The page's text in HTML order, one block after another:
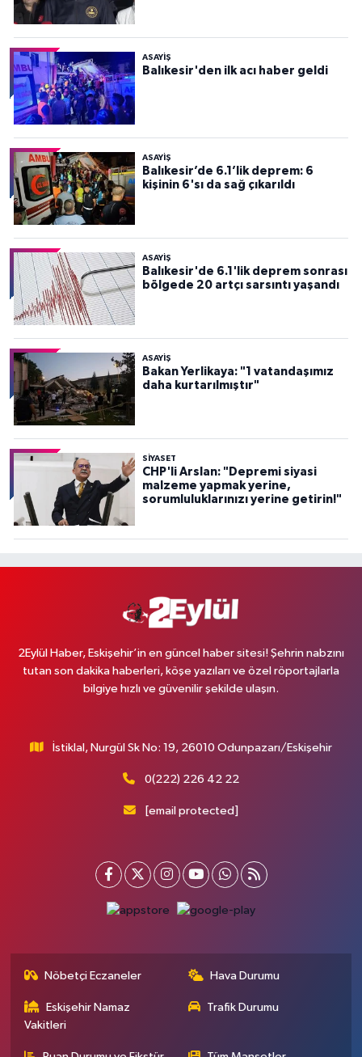
ASAYİŞ
Balıkesir'den ilk acı haber geldi
ASAYİŞ
Balıkesir’de 6.1’lik deprem: 6
kişinin 6'sı da sağ çıkarıldı
ASAYİŞ
Balıkesir'de 6.1'lik deprem sonrası
bölgede 20 artçı sarsıntı yaşandı
ASAYİŞ
Bakan Yerlikaya: "1 vatandaşımız
daha kurtarılmıştır"
SİYASET
CHP'li Arslan: "Depremi siyasi
malzeme yapmak yerine,
sorumluluklarınızı yerine getirin!"
2Eylül Haber, Eskişehir’in en güncel haber sitesi! Şehrin nabzını
tutan son dakika haberleri, köşe yazıları ve özel röportajlarla
bilgiye hızlı ve güvenilir şekilde ulaşın.
İstiklal, Nurgül Sk No: 19, 26010 Odunpazarı/Eskişehir
0(222) 226 42 22
[email protected]
Nöbetçi Eczaneler Hava Durumu
Eskişehir Namaz
Vakitleri
Trafik Durumu